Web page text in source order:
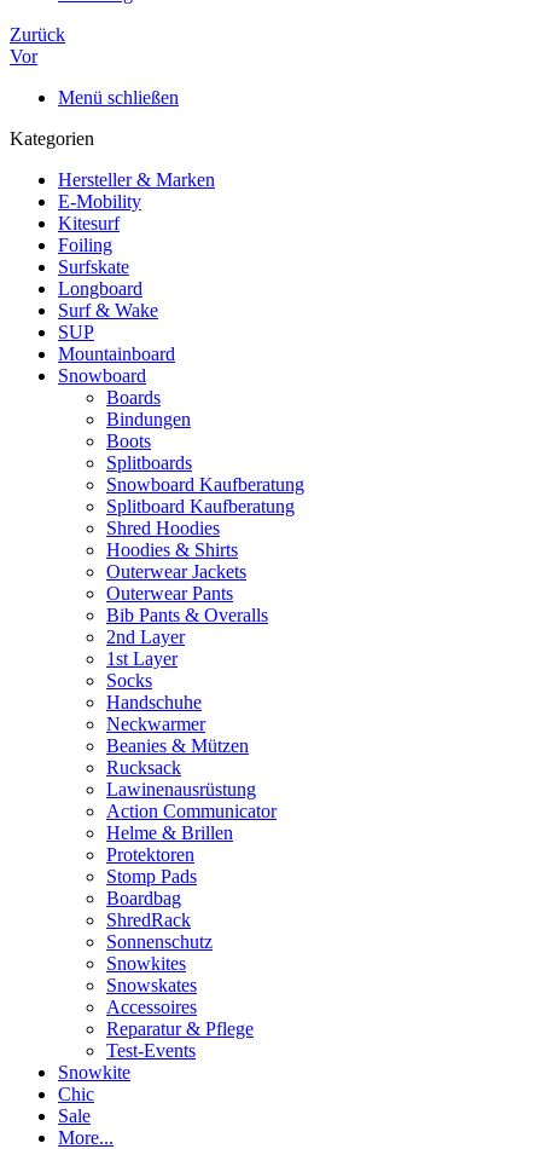
Zurück
Vor
Menü schließen
Kategorien
Hersteller & Marken
E-Mobility
Kitesurf
Foiling
Surfskate
Longboard
Surf & Wake
SUP
Mountainboard
Snowboard
Boards
Bindungen
Boots
Splitboards
Snowboard Kaufberatung
Splitboard Kaufberatung
Shred Hoodies
Hoodies & Shirts
Outerwear Jackets
Outerwear Pants
Bib Pants & Overalls
2nd Layer
1st Layer
Socks
Handschuhe
Neckwarmer
Beanies & Mützen
Rucksack
Lawinenausrüstung
Action Communicator
Helme & Brillen
Protektoren
Stomp Pads
Boardbag
ShredRack
Sonnenschutz
Snowkites
Snowskates
Accessoires
Reparatur & Pflege
Test-Events
Snowkite
Chic
Sale
More...